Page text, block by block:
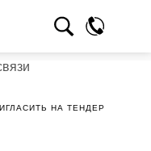
НА ТЕНДЕР